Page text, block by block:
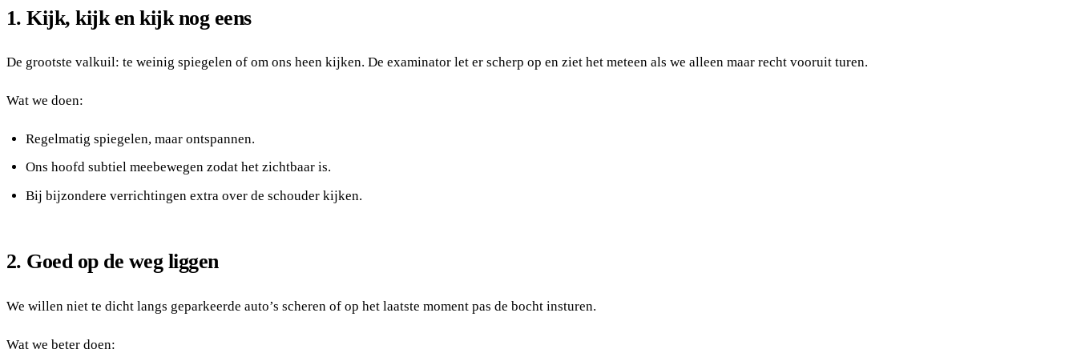
1. Kijk, kijk en kijk nog eens
De grootste valkuil: te weinig spiegelen of om ons heen kijken. De examinator let er scherp op en ziet het meteen als we alleen maar recht vooruit turen.
Wat we doen:
Regelmatig spiegelen, maar ontspannen.
Ons hoofd subtiel meebewegen zodat het zichtbaar is.
Bij bijzondere verrichtingen extra over de schouder kijken.
2. Goed op de weg liggen
We willen niet te dicht langs geparkeerde auto’s scheren of op het laatste moment pas de bocht insturen.
Wat we beter doen: